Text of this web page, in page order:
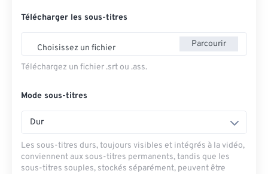
Télécharger les sous-titres
Choisissez un fichier Parcourir
Téléchargez un fichier .srt ou .ass.
Mode sous-titres
Dur
Les sous-titres durs, toujours visibles et intégrés à la vidéo,
conviennent aux sous-titres permanents, tandis que les
sous-titres souples, stockés séparément, peuvent être